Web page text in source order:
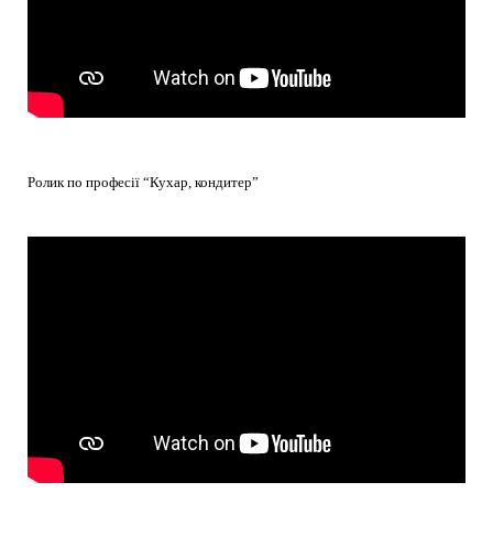
Ролик по професії “Кухар, кондитер”